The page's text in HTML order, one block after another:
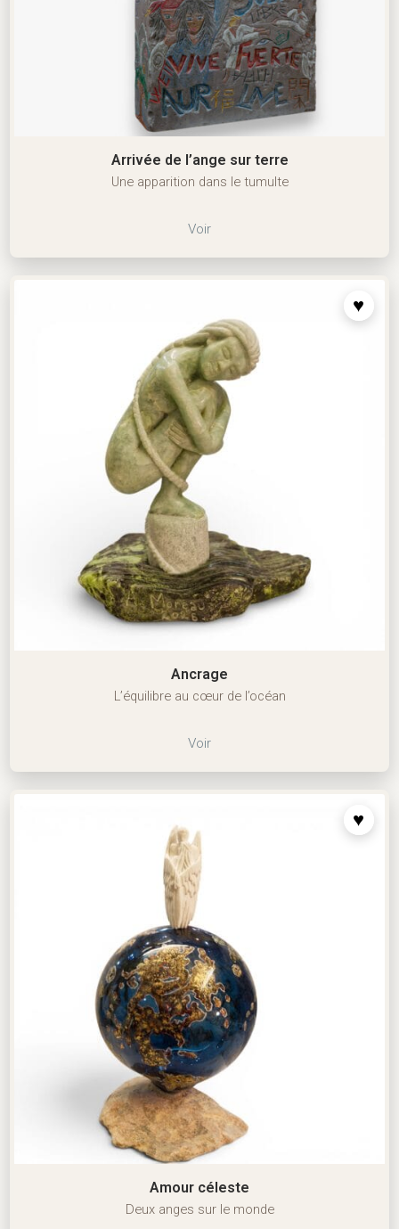
Arrivée de l’ange sur terre
Une apparition dans le tumulte
Voir
Ancrage
L’équilibre au cœur de l’océan
Voir
Amour céleste
Deux anges sur le monde